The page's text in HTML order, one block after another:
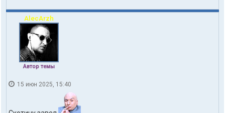
e
AlecArzh
Автор темы
15 июн 2025, 15:40